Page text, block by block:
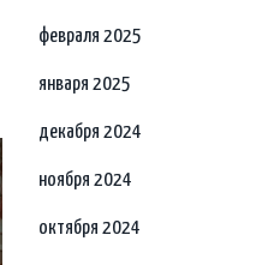
февраля 2025
января 2025
декабря 2024
ноября 2024
октября 2024